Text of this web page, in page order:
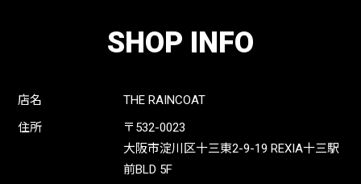
SHOP INFO
店名
THE RAINCOAT
住所
〒532-0023
大阪市淀川区十三東2-9-19 REXIA十三駅
前BLD 5F